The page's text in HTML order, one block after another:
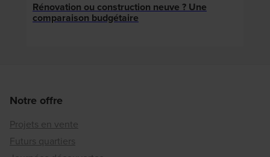
Rénovation ou construction neuve ? Une
comparaison budgétaire
Notre offre
Projets en vente
Futurs quartiers